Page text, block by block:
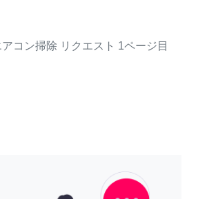
アコン掃除 リクエスト 1ページ目